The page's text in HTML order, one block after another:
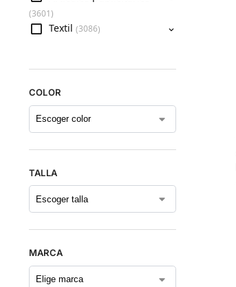
3601
Textil 3086
COLOR
TALLA
MARCA